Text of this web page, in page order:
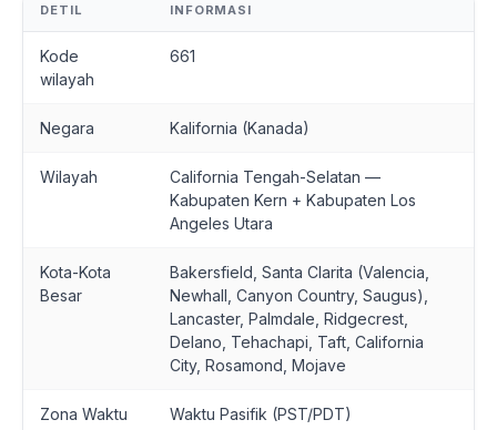
DETIL INFORMASI
Kode
wilayah
661
Negara Kalifornia (Kanada)
Wilayah
California Tengah-Selatan —
Kabupaten Kern + Kabupaten Los
Angeles Utara
Kota-Kota
Besar
Bakersfield, Santa Clarita (Valencia,
Newhall, Canyon Country, Saugus),
Lancaster, Palmdale, Ridgecrest,
Delano, Tehachapi, Taft, California
City, Rosamond, Mojave
Zona Waktu Waktu Pasifik (PST/PDT)